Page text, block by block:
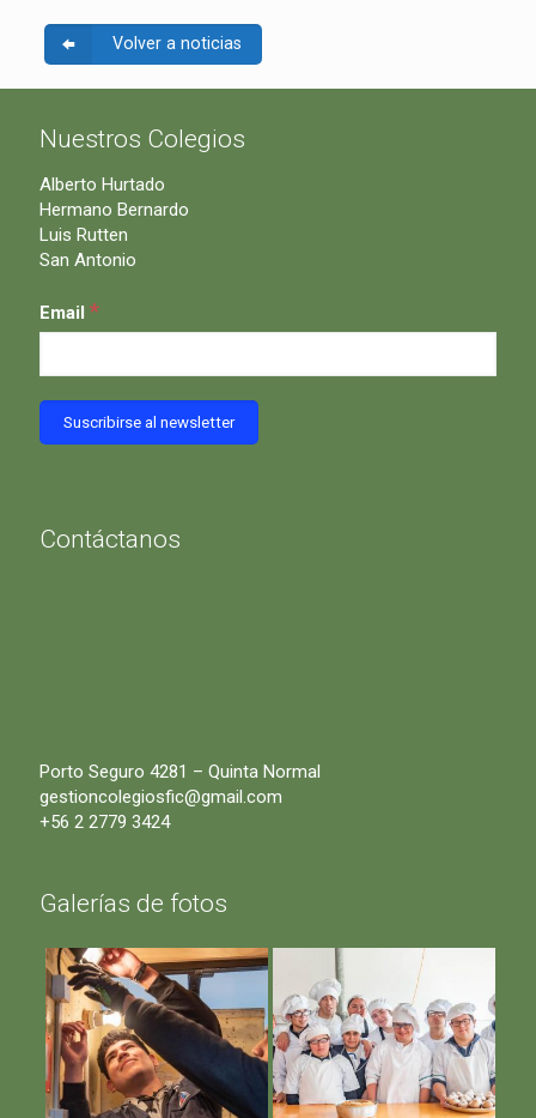
Volver a noticias
Nuestros Colegios
Alberto Hurtado
Hermano Bernardo
Luis Rutten
San Antonio
Email *
Contáctanos
Porto Seguro 4281 – Quinta Normal
gestioncolegiosfic@gmail.com
+56 2 2779 3424
Galerías de fotos